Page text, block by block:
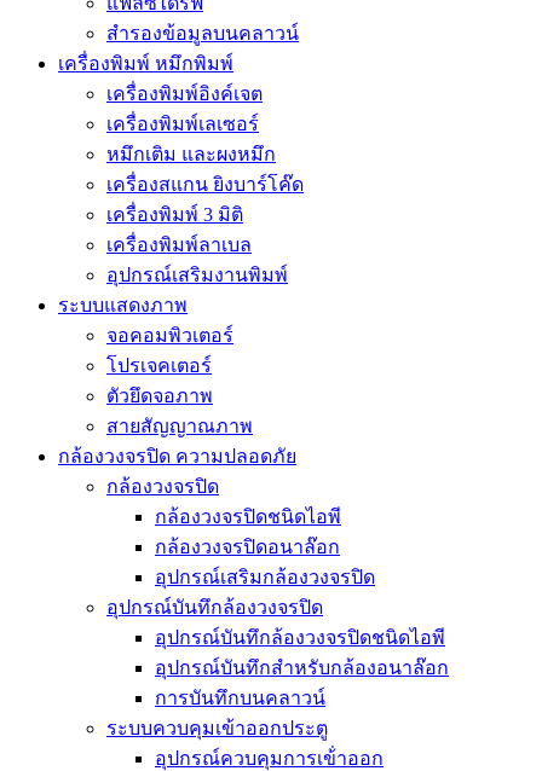
สำรองข้อมูลบนคลาวน์
เครื่องพิมพ์ หมึกพิมพ์
เครื่องพิมพ์อิงค์เจต
เครื่องพิมพ์เลเซอร์
หมึกเติม และผงหมึก
เครื่องสแกน ยิงบาร์โค๊ด
เครื่องพิมพ์ 3 มิติ
เครื่องพิมพ์ลาเบล
อุปกรณ์เสริมงานพิมพ์
ระบบแสดงภาพ
จอคอมพิวเตอร์
โปรเจคเตอร์
ตัวยึดจอภาพ
สายสัญญาณภาพ
กล้องวงจรปิด ความปลอดภัย
กล้องวงจรปิด
กล้องวงจรปิดชนิดไอพี
กล้องวงจรปิดอนาล๊อก
อุปกรณ์เสริมกล้องวงจรปิด
อุปกรณ์บันทึกล้องวงจรปิด
อุปกรณ์บันทึกล้องวงจรปิดชนิดไอพี
อุปกรณ์บันทึกสำหรับกล้องอนาล๊อก
การบันทึกบนคลาวน์
ระบบควบคุมเข้าออกประตู
อุปกรณ์ควบคุมการเข้่าออก